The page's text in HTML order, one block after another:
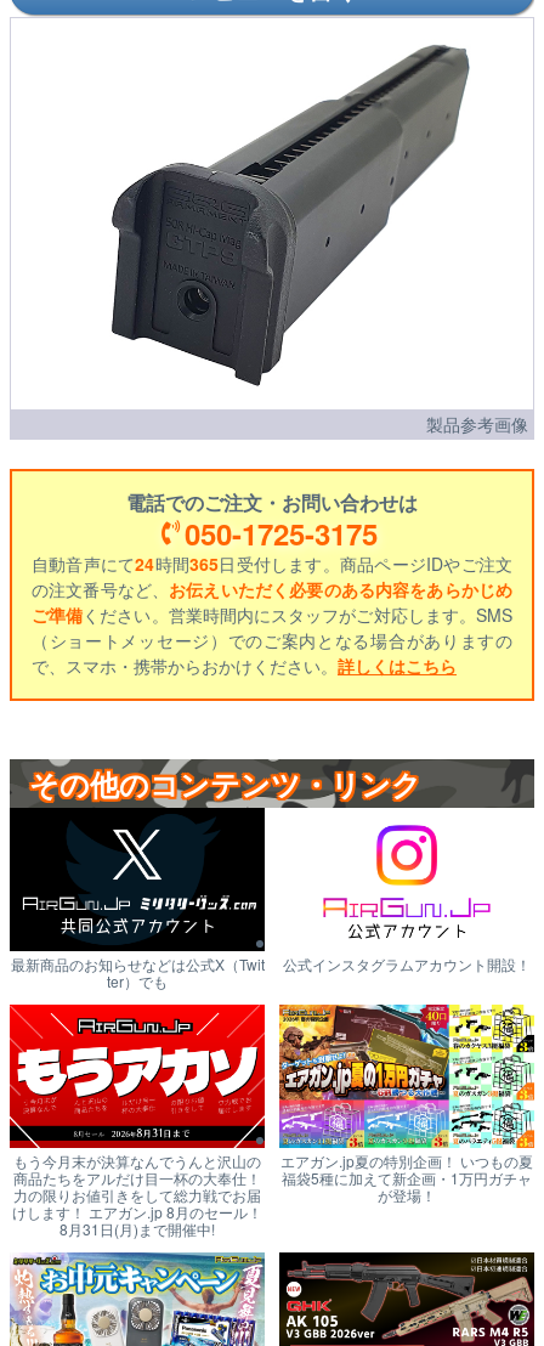
製品参考画像
電話でのご注文・お問い合わせは
050-1725-3175
自動音声にて24時間365日受付します。商品ページIDやご注文
の注文番号など、 お伝えいただく必要のある内容をあらかじめ
ご準備ください。営業時間内にスタッフがご対応します。SMS
（ショートメッセージ）でのご案内となる場合がありますの
で、スマホ・携帯からおかけください。 詳しくはこちら
その他のコンテンツ・リンク
最新商品のお知らせなどは公式X（Twit
ter）でも
公式インスタグラムアカウント開設！
もう今月末が決算なんでうんと沢山の
商品たちをアルだけ目一杯の大奉仕！
力の限りお値引きをして総力戦でお届
けします！ エアガン.jp 8月のセール！
8月31日(月)まで開催中!
エアガン.jp夏の特別企画！ いつもの夏
福袋5種に加えて新企画・1万円ガチャ
が登場！